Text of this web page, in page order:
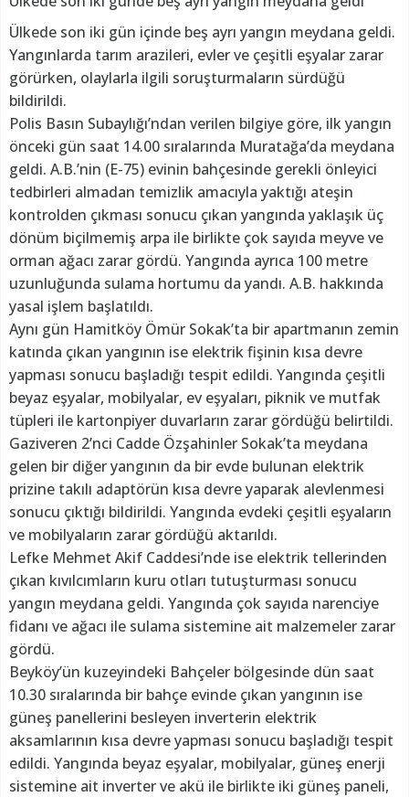
Ülkede son iki gün içinde beş ayrı yangın meydana geldi.
Yangınlarda tarım arazileri, evler ve çeşitli eşyalar zarar
görürken, olaylarla ilgili soruşturmaların sürdüğü
bildirildi.
Polis Basın Subaylığı’ndan verilen bilgiye göre, ilk yangın
önceki gün saat 14.00 sıralarında Muratağa’da meydana
geldi. A.B.’nin (E-75) evinin bahçesinde gerekli önleyici
tedbirleri almadan temizlik amacıyla yaktığı ateşin
kontrolden çıkması sonucu çıkan yangında yaklaşık üç
dönüm biçilmemiş arpa ile birlikte çok sayıda meyve ve
orman ağacı zarar gördü. Yangında ayrıca 100 metre
uzunluğunda sulama hortumu da yandı. A.B. hakkında
yasal işlem başlatıldı.
Aynı gün Hamitköy Ömür Sokak’ta bir apartmanın zemin
katında çıkan yangının ise elektrik fişinin kısa devre
yapması sonucu başladığı tespit edildi. Yangında çeşitli
beyaz eşyalar, mobilyalar, ev eşyaları, piknik ve mutfak
tüpleri ile kartonpiyer duvarların zarar gördüğü belirtildi.
Gaziveren 2’nci Cadde Özşahinler Sokak’ta meydana
gelen bir diğer yangının da bir evde bulunan elektrik
prizine takılı adaptörün kısa devre yaparak alevlenmesi
sonucu çıktığı bildirildi. Yangında evdeki çeşitli eşyaların
ve mobilyaların zarar gördüğü aktarıldı.
Lefke Mehmet Akif Caddesi’nde ise elektrik tellerinden
çıkan kıvılcımların kuru otları tutuşturması sonucu
yangın meydana geldi. Yangında çok sayıda narenciye
fidanı ve ağacı ile sulama sistemine ait malzemeler zarar
gördü.
Beyköy’ün kuzeyindeki Bahçeler bölgesinde dün saat
10.30 sıralarında bir bahçe evinde çıkan yangının ise
güneş panellerini besleyen inverterin elektrik
aksamlarının kısa devre yapması sonucu başladığı tespit
edildi. Yangında beyaz eşyalar, mobilyalar, güneş enerji
sistemine ait inverter ve akü ile birlikte iki güneş paneli,